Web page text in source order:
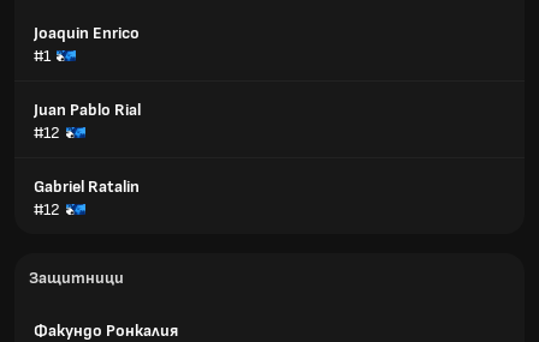
Joaquin Enrico
#1
Juan Pablo Rial
#12
Gabriel Ratalin
#12
Защитници
Факундо Ронкалия